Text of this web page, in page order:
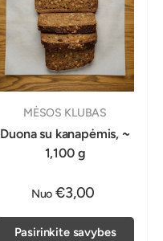
MĖSOS KLUBAS
Duona su kanapėmis, ~
1,100 g
Nuo €3,00
Pasirinkite savybes